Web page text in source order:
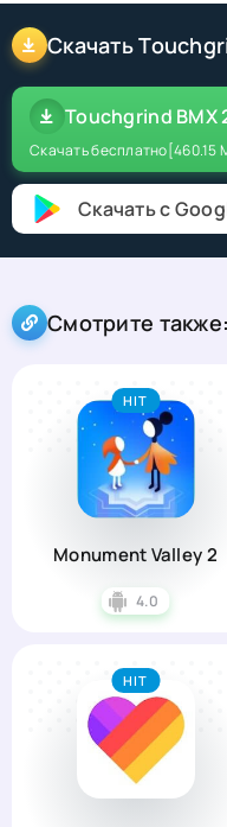
Скачать
Touchgrind BMX
Скачать бесплатно[460.15
Скачать с
Смотрите также:
Monument Valley 2
4.0
HIT
HIT